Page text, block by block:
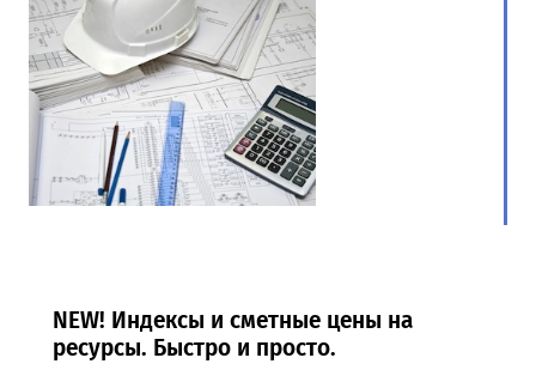
NEW! Индексы и сметные цены на
ресурсы. Быстро и просто.